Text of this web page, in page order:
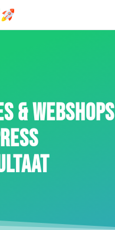
& WEBSHOPS